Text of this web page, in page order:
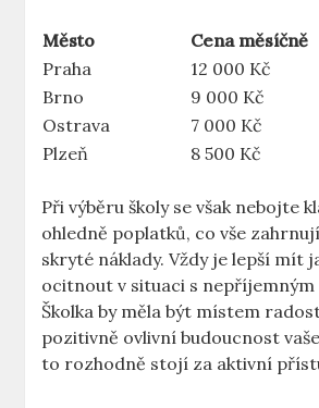
Město
Cena měsíčně
Praha
12 000 Kč
Brno
9 000 Kč
Ostrava
7 000 Kč
Plzeň
8 500 Kč
Při výběru školy se však nebojte
ohledně poplatků, co vše
skryté náklady. Vždy je lepší mít
ocitnout v situaci s nepříjemným
Školka by měla být místem
pozitivně ovlivní budoucnost
to rozhodně stojí za aktivní